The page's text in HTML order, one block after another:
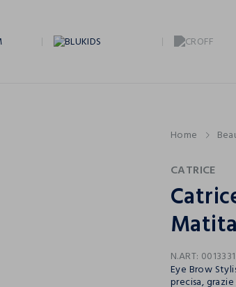
Home
CATRICE
N.ART:
Eye Brow
precisa,